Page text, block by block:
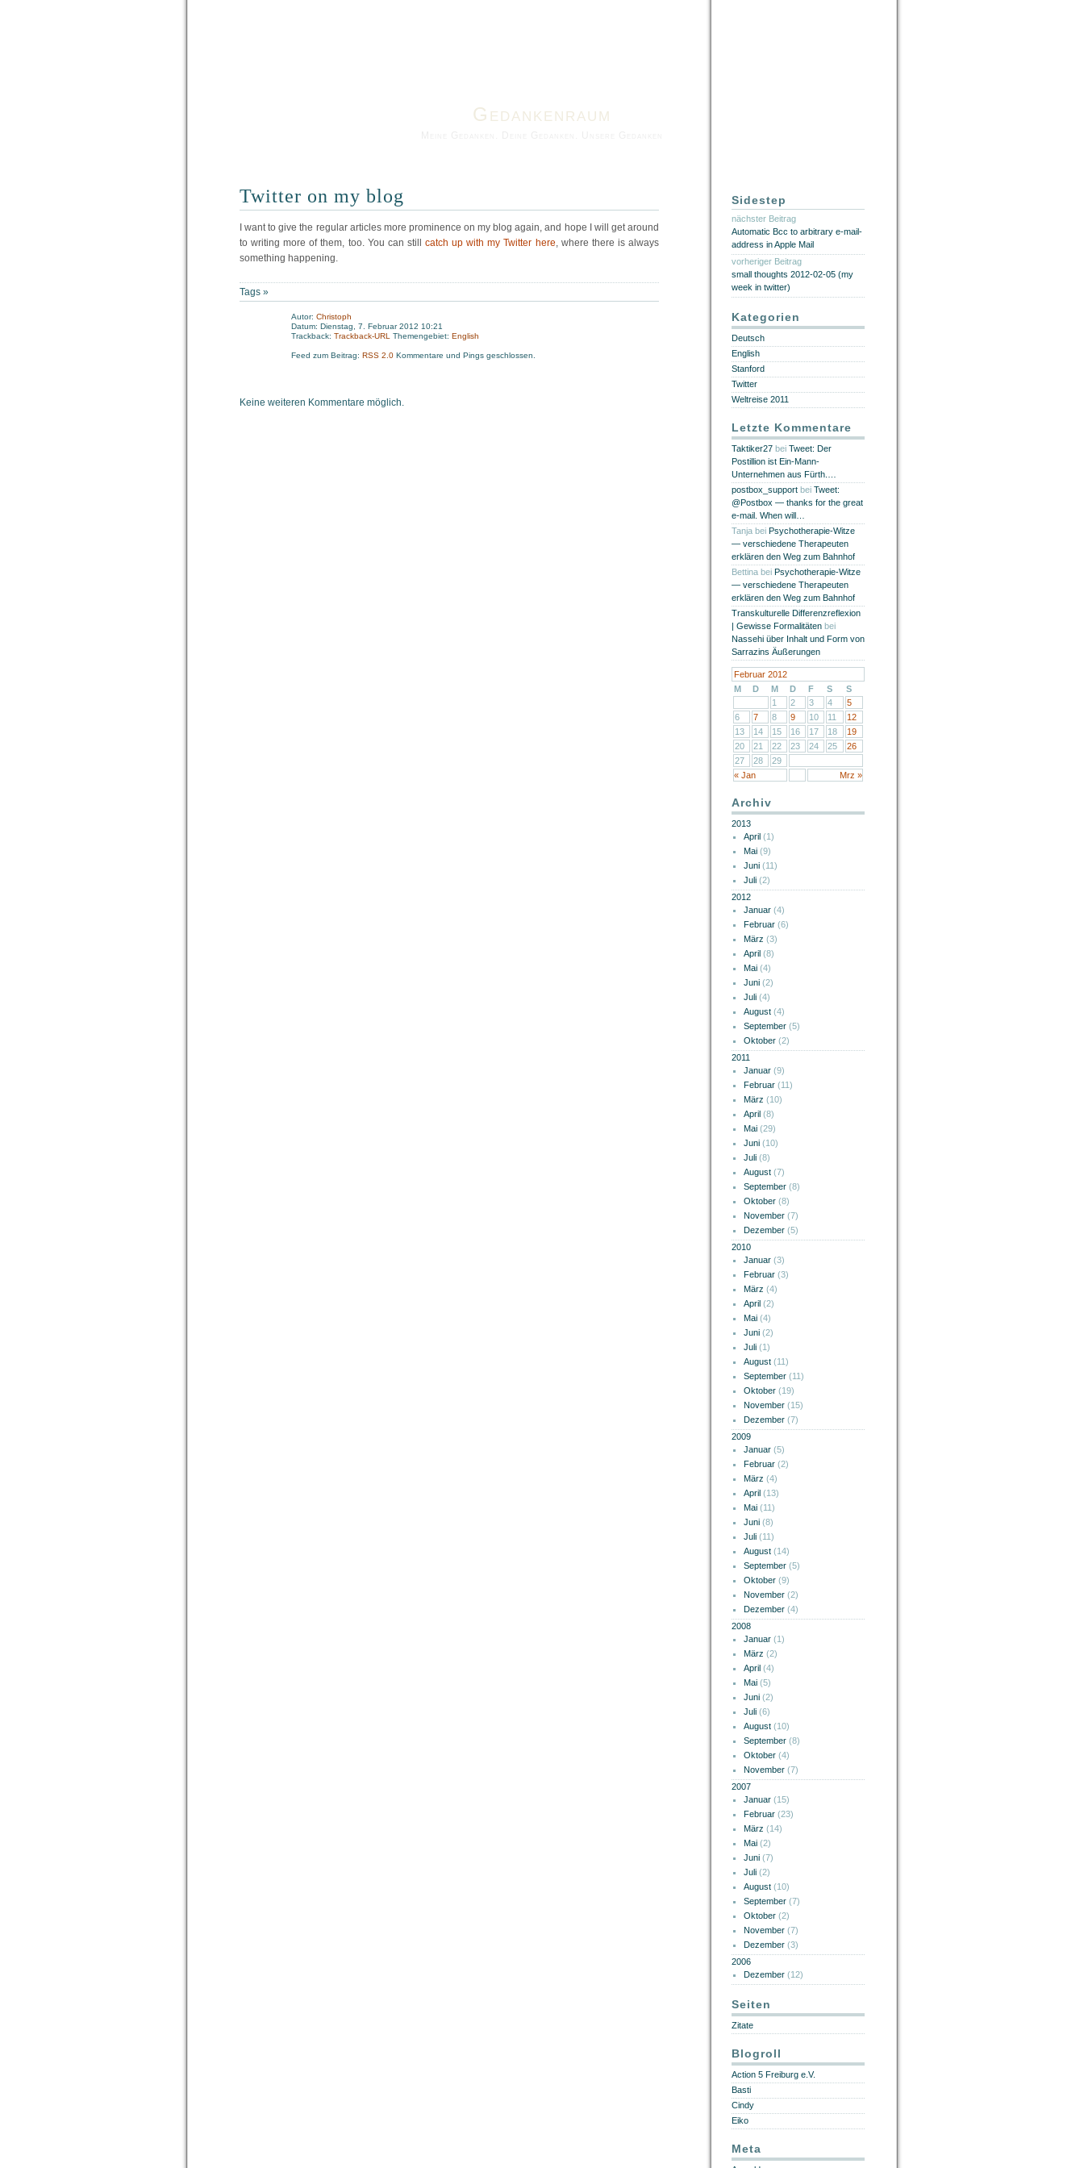
Gedankenraum
Twitter on my blog
I want to give the regular articles more prominence on my blog again, and hope I will get around
to writing more of them, too. You can still catch up with my Twitter here, where there is always
something happening.
Tags »
Autor: Christoph
Datum: Dienstag, 7. Februar 2012 10:21
Trackback: Trackback-URL Themengebiet: English
Feed zum Beitrag: RSS 2.0 Kommentare und Pings geschlossen.
Keine weiteren Kommentare möglich.
Sidestep
nächster Beitrag
Automatic Bcc to arbitrary e-mail-
address in Apple Mail
vorheriger Beitrag
small thoughts 2012-02-05 (my
week in twitter)
Kategorien
Deutsch
English
Stanford
Twitter
Weltreise 2011
Letzte Kommentare
Taktiker27 bei Tweet: Der
Postillion ist Ein-Mann-
Unternehmen aus Fürth.…
postbox_support bei Tweet:
@Postbox — thanks for the great
e-mail. When will…
Tanja bei Psychotherapie-Witze
— verschiedene Therapeuten
erklären den Weg zum Bahnhof
Bettina bei Psychotherapie-Witze
— verschiedene Therapeuten
erklären den Weg zum Bahnhof
Transkulturelle Differenzreflexion
| Gewisse Formalitäten bei
Nassehi über Inhalt und Form von
Sarrazins Äußerungen
Februar 2012
M
D M D F S S
« Jan Mrz »
1 2 3 4
5
6
7 8 9 10 11
12
13
14 15 16 17 18
19
20
21 22 23 24 25
26
27
28 29
Archiv
2013
April (1)
Mai (9)
Juni (11)
Juli (2)
2012
Januar (4)
Februar (6)
März (3)
April (8)
Mai (4)
Juni (2)
Juli (4)
August (4)
September (5)
Oktober (2)
2011
Januar (9)
Februar (11)
März (10)
April (8)
Mai (29)
Juni (10)
Juli (8)
August (7)
September (8)
Oktober (8)
November (7)
Dezember (5)
2010
Januar (3)
Februar (3)
März (4)
April (2)
Mai (4)
Juni (2)
Juli (1)
August (11)
September (11)
Oktober (19)
November (15)
Dezember (7)
2009
Januar (5)
Februar (2)
März (4)
April (13)
Mai (11)
Juni (8)
Juli (11)
August (14)
September (5)
Oktober (9)
November (2)
Dezember (4)
2008
Januar (1)
März (2)
April (4)
Mai (5)
Juni (2)
Juli (6)
August (10)
September (8)
Oktober (4)
November (7)
2007
Januar (15)
Februar (23)
März (14)
Mai (2)
Juni (7)
Juli (2)
August (10)
September (7)
Oktober (2)
November (7)
Dezember (3)
2006
Dezember (12)
Seiten
Zitate
Blogroll
Action 5 Freiburg e.V.
Basti
Cindy
Eiko
Meta